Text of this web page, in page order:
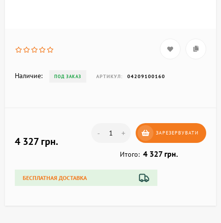
Наличие: ПОД ЗАКАЗ АРТИКУЛ: 04209100160
4 327 грн.
- + ЗАРЕЗЕРВУВАТИ
Итого: 4 327 грн.
БЕСПЛАТНАЯ ДОСТАВКА